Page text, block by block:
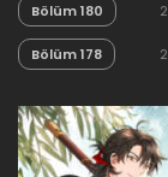
Bölüm 180
Bölüm 178